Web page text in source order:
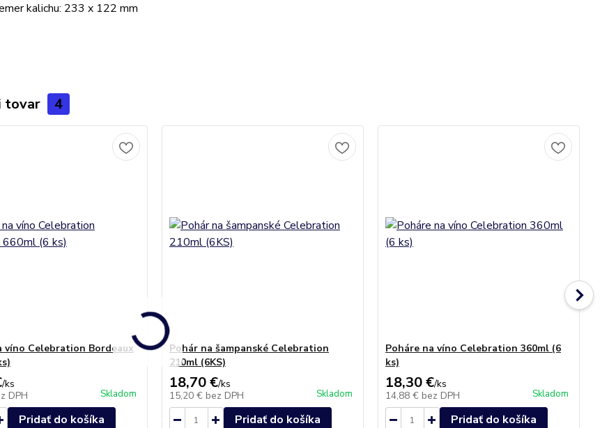
kalichu: 233 x 122 mm
tovar 4
víno Celebration Bordeaux
/ks
DPH Skladom
Pridať do košíka
Pohár na šampanské Celebration
210ml (6KS)
18,70 €/ks
15,20 € bez DPH Skladom
Pridať do košíka
Poháre na víno Celebration 360ml (6
ks)
18,30 €/ks
14,88 € bez DPH Skladom
Pridať do košíka